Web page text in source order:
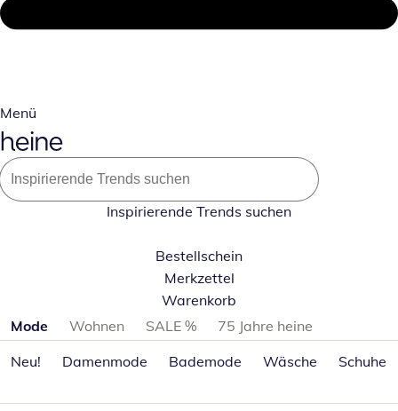
Menü
Inspirierende Trends suchen
Bestellschein
Merkzettel
Warenkorb
Produktkategorien überspringen
Mode Wohnen SALE %
75 Jahre heine
Neu!
Damenmode Bademode Wäsche Schuhe